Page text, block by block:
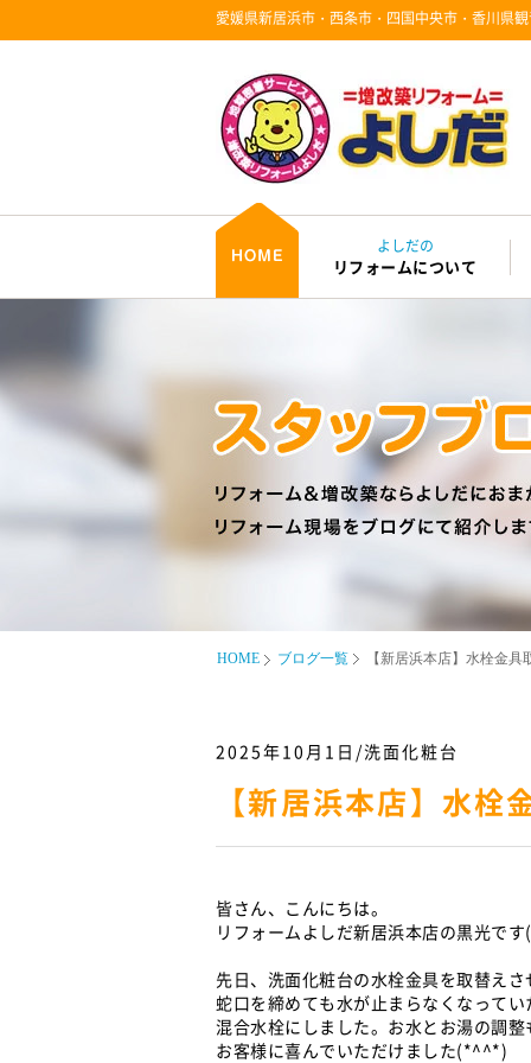
愛媛県新居浜市・西条市・四国中央市・香川県
よしだの
リフォームについて
HOME ブログ一覧 【新居浜本店】水栓金
2025年10月1日/洗面化粧台
【新居浜本店】水
皆さん、こんにちは。
リフォームよしだ新居浜本店の黒光で
先日、洗面化粧台の水栓金具を取替え
蛇口を締めても水が止まらなくなって
混合水栓にしました。お水とお湯の調
お客様に喜んでいただけました(*^^*)